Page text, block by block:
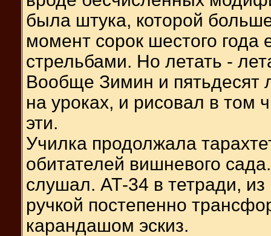
была штука, которой
момент сорок шестого
стрельбами. Но летать -
Вообще Зимин и пятьдесят
на уроках, и рисовал в том
эти.
Училка продолжала
обитателей вишневого
слушал. АТ-34 в тетради,
ручкой постепенно
карандашом эскиз.